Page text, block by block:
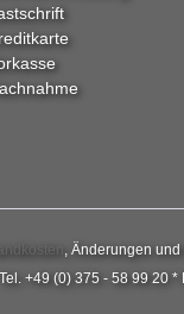
, Änderungen
+49 (0) 375 - 58 99 20